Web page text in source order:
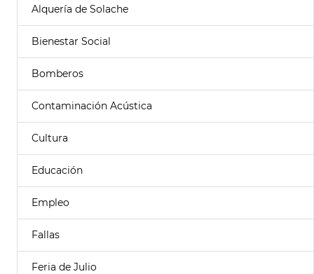
Alquería de Solache
Bienestar Social
Bomberos
Contaminación Acústica
Cultura
Educación
Empleo
Fallas
Feria de Julio